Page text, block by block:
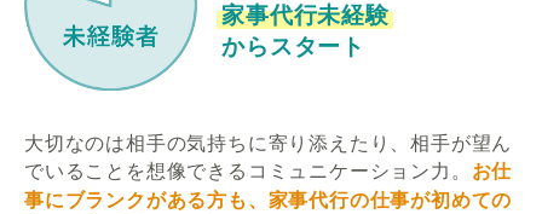
家事代行未経験
からスタート
大切なのは相手の気持ちに寄り添えたり、相手が望ん
でいることを想像できるコミュニケーション力。 お仕
事にブランクがある方も、家事代行の仕事が初めての